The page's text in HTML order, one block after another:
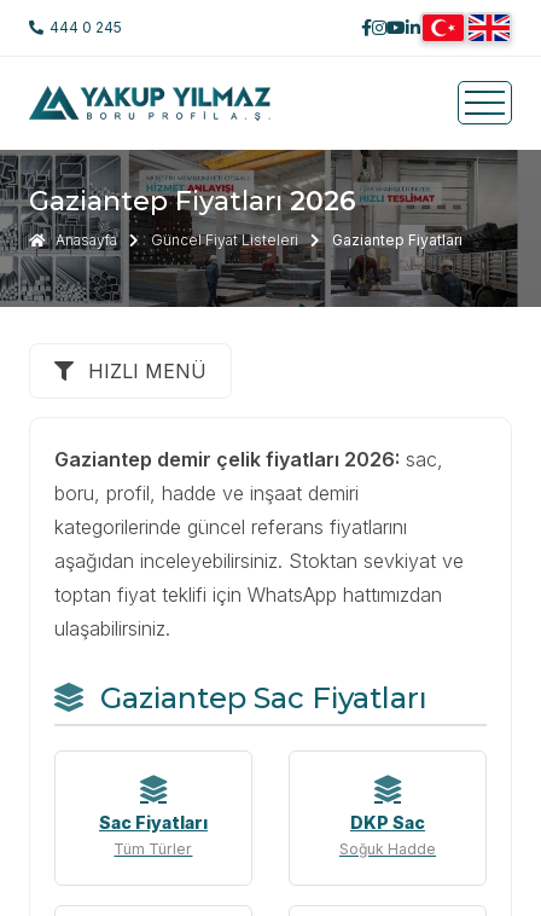
444 0 245
Gaziantep Fiyatları2026
Anasayfa Güncel Fiyat Listeleri Gaziantep Fiyatları
HIZLI MENÜ
Gaziantep demir çelik fiyatları 2026: sac,
boru, profil, hadde ve inşaat demiri
kategorilerinde güncel referans fiyatlarını
aşağıdan inceleyebilirsiniz. Stoktan sevkiyat ve
toptan fiyat teklifi için WhatsApp hattımızdan
ulaşabilirsiniz.
Gaziantep Sac Fiyatları
Sac Fiyatları
Tüm Türler
DKP Sac
Soğuk Hadde